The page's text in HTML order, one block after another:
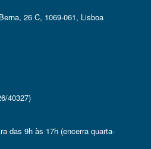
26 C, 1069-061, Lisboa
40327)
das 9h às 17h (encerra quarta-